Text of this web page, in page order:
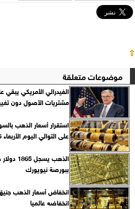
⇧
موضوعات متعلقة
الفيدرالي الأمريكي يبقي
مشتريات الأصول دون
استقرار أسعار الذهب
على التوالي اليوم الأربعاء 16 يونيو 2021
الذهب
ببورصة نيويورك
انخفاض أسعار الذهب
انخفاضه عالميا